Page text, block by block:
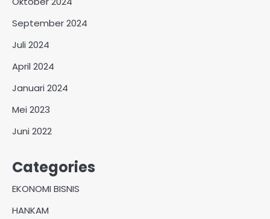
September 2024
Juli 2024
April 2024
Januari 2024
Mei 2023
Juni 2022
Categories
EKONOMI BISNIS
HANKAM